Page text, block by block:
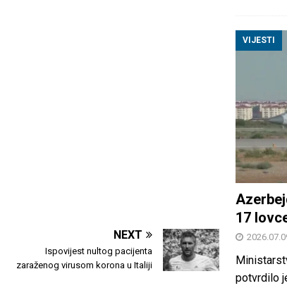
NEXT
Ispovijest nultog pacijenta
zaraženog virusom korona u Italiji
VIJESTI
17
potvrdilo